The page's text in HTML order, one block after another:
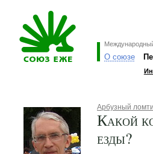
О союзе
Арбузный
Какой
езды?